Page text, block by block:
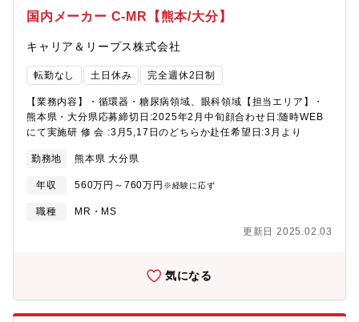
店パートナー様の選定（地域SIer、セキュリティ専業企業な
ど）・アプローチからアポイント取得～商談～契約締結までの推
進・販売スキーム（価格体系・サポート体制）の構築■代理店パー
トナー様向け販売支援（Enablement）・製品説明会／勉強会の企
画、実施（オンライン／対面）・提案資料、FAQ、営業トークス
クリプトの整備・新商材リリース時の販売展開プラン策定、キャ
ンペーン等の販促について策定■ 共同案件推進・提案支援 ・代理
店パートナー様との同行営業 ・セキュリティ診断等を用いた際の
機器の選定および提案、エンドユーザーの課題ヒアリング ・技術
ーアップと横展開提案■ 市場フィードバックと商品改善提案・競
整理・プロダクト管轄部署への戦略的フィードバック【取り扱い
商材例】・セキュリティ製品（UTM、エンドポイントセキュリテ
ドサービス（リモートサポート、AI翻訳）【案件事例】・某大手
ラ監視・某大手大規模インフラ構築運用【業務環境】●使用デバイ
ス ・PCやスマートフォン、タブレットといった業務上必要とな
るデバイスの貸与●コミュニケーション ・Slack、Zoom、
Googlemeet、自社開発グループウェアといったオンラインコミ
国内メーカー C-MR【熊本/大分】
キャリア＆リープス株式会社
転勤なし 土日休み 完全週休2日制
【業務内容】・循環器・糖尿病領域、眼科領域【担当エリア】・
熊本県・大分県応募締切日:2025年2月中旬顔合わせ日:随時WEB
にて実施研 修 会 :3月5,17日のどちらか赴任希望日:3月より
勤務地 熊本県 大分県
年収 560万円～760万円 ※経験に応ず
職種
MR・MS
更新日 2025.02.03
気になる